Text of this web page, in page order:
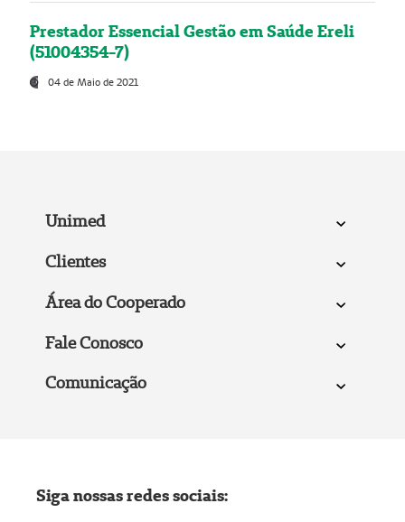
Prestador Essencial Gestão em Saúde Ereli
(51004354-7)
04 de Maio de 2021
Unimed
Clientes
Área do Cooperado
Fale Conosco
Comunicação
Siga nossas redes sociais: